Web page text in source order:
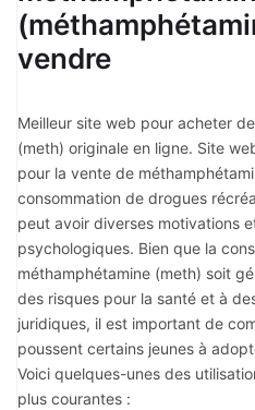
vendre
Meilleur site web pour acheter
(meth) originale en ligne. Site
pour la vente de
consommation de drogues
peut avoir diverses motivations
psychologiques. Bien que la
méthamphétamine (meth) soit
des risques pour la santé et à
juridiques, il est important de
poussent certains jeunes à
Voici quelques-unes des
plus courantes :